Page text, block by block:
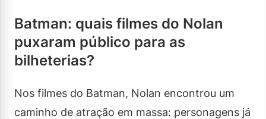
Batman: quais filmes do Nolan
puxaram público para as
bilheterias?
Nos filmes do Batman, Nolan encontrou um
caminho de atração em massa: personagens já